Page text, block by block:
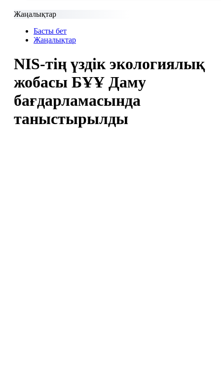
Жаңалықтар
Басты бет
Жаңалықтар
NIS-тің үздік экологиялық
жобасы БҰҰ Даму
бағдарламасында
таныстырылды